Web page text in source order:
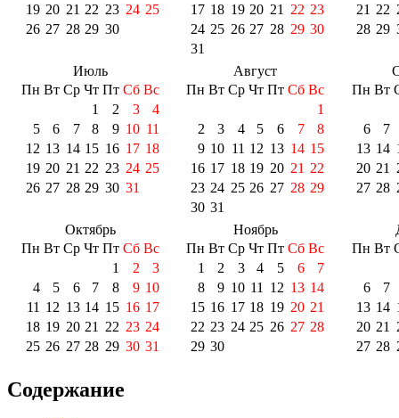
19 20 21 22 23 24 25
26 27 28 29 30
17 18 19 20 21 22 23
24 25 26 27 28 29 30
31
21 22
28 29
Июль
Пн Вт Ср Чт Пт Сб Вс
1
2 3
4
5
6 7 8 9 10 11
12 13 14 15 16 17 18
19 20 21 22 23 24 25
26 27 28 29 30 31
Август
Пн Вт Ср Чт Пт Сб Вс
1
2
3 4 5 6 7
8
9 10 11 12 13 14 15
16 17 18 19 20 21 22
23 24 25 26 27 28 29
30 31
Пн Вт
6
7
13 14
20 21
27 28
Октябрь
Пн Вт Ср Чт Пт Сб Вс
1
2
3
4
5 6 7 8 9 10
11 12 13 14 15 16 17
18 19 20 21 22 23 24
25 26 27 28 29 30 31
Ноябрь
Пн Вт Ср Чт Пт Сб Вс
1
2 3 4 5 6
7
8
9 10 11 12 13 14
15 16 17 18 19 20 21
22 23 24 25 26 27 28
29 30
Пн Вт
6
7
13 14
20 21
27 28
Содержание